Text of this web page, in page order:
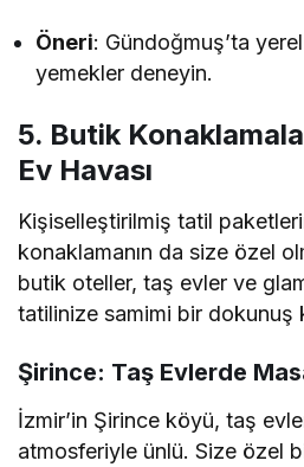
Öneri: Gündoğmuş’ta
yemekler deneyin.
5. Butik
Ev Havası
Kişiselleştirilmiş tatil
konaklamanın da size özel
butik oteller, taş evler ve
tatilinize samimi bir dokunuş
Şirince: Taş Evlerde
İzmir’in Şirince köyü, taş
atmosferiyle ünlü. Size özel